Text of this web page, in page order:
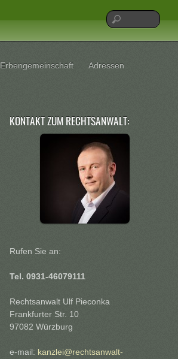
Erbengemeinschaft
Adressen
KONTAKT ZUM RECHTSANWALT:
Rufen Sie an:
Tel. 0931-46079111
Rechtsanwalt Ulf Pieconka
Frankfurter Str. 10
97082 Würzburg
e-mail: kanzlei@rechtsanwalt-